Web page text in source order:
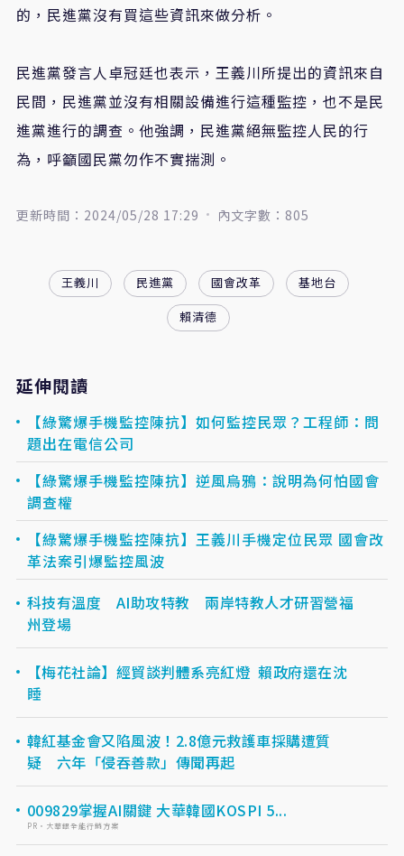
的，民進黨沒有買這些資訊來做分析。
民進黨發言人卓冠廷也表示，王義川所提出的資訊來自
民間，民進黨並沒有相關設備進行這種監控，也不是民
進黨進行的調查。他強調，民進黨絕無監控人民的行
為，呼籲國民黨勿作不實揣測。
更新時間：2024/05/28 17:29 內文字數：805
王義川 民進黨 國會改革
基地台
賴清德
延伸閱讀
【綠驚爆手機監控陳抗】如何監控民眾？工程師：問
題出在電信公司
【綠驚爆手機監控陳抗】逆風烏鴉：說明為何怕國會
調查權
【綠驚爆手機監控陳抗】王義川手機定位民眾 國會改
革法案引爆監控風波
科技有溫度 AI助攻特教 兩岸特教人才研習營福
州登場
【梅花社論】經貿談判體系亮紅燈 賴政府還在沈
睡
韓紅基金會又陷風波！2.8億元救護車採購遭質
疑 六年「侵吞善款」傳聞再起
009829掌握AI關鍵 大華韓國KOSPI 5...
PR・大華銀全能行銷方案